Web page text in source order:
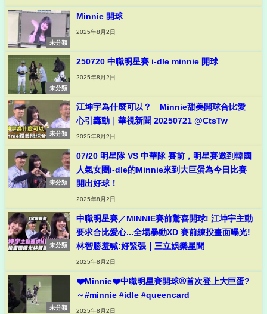
未分類
Minnie 開球
2025年8月2日
未分類
250720 中職明星賽 i-dle minnie 開球
2025年8月2日
未分類
江坤宇為什麼可以？ Minnie甜美開球合比愛
心引轟動｜華視新聞 20250721 @CtsTw
2025年8月2日
未分類
07/20 明星隊 VS 中華隊 賽前，明星賽邀到韓國
人氣女團i-dle的Minnie來到大巨蛋為今日比賽
開出好球！
2025年8月2日
未分類
中職明星賽／MINNIE賽前驚喜開球! 江坤宇主動
要求合比愛心...全場暴動XD 賽前練投畫面曝光!
林智勝羞喊:好緊張｜三立娛樂星聞
2025年8月2日
未分類
❤️Minnie❤️中職明星賽開球⚾️首次登上大巨蛋?
～#minnie #idle #queencard
2025年8月2日